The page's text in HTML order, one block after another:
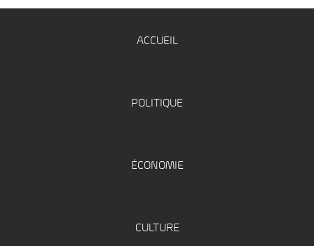
ACCUEIL
POLITIQUE
ÉCONOMIE
CULTURE